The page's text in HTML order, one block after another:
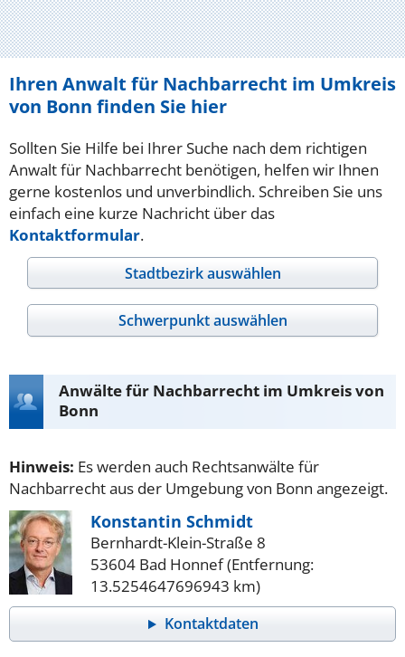
Ihren Anwalt für Nachbarrecht im Umkreis
von Bonn finden Sie hier
Sollten Sie Hilfe bei Ihrer Suche nach dem richtigen
Anwalt für Nachbarrecht benötigen, helfen wir Ihnen
gerne kostenlos und unverbindlich. Schreiben Sie uns
einfach eine kurze Nachricht über das
Kontaktformular.
Stadtbezirk auswählen
Schwerpunkt auswählen
Anwälte für Nachbarrecht im Umkreis von
Bonn
Hinweis: Es werden auch Rechtsanwälte für
Nachbarrecht aus der Umgebung von Bonn angezeigt.
Konstantin Schmidt
Bernhardt-Klein-Straße 8
53604 Bad Honnef (Entfernung:
13.5254647696943 km)
Kontaktdaten